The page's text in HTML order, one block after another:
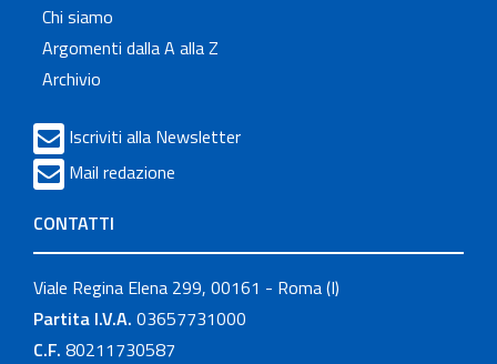
Chi siamo
Argomenti dalla A alla Z
Archivio
Iscriviti alla Newsletter
Mail redazione
CONTATTI
Viale Regina Elena 299, 00161 - Roma (I)
Partita I.V.A. 03657731000
C.F. 80211730587